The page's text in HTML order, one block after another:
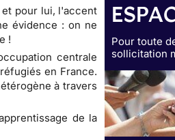
pour lui, l'accent
évidence : on ne
!
centrale
en France.
à travers
de la
Pour toute
sollicitation